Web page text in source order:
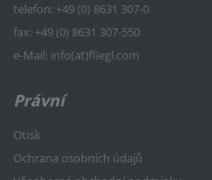
telefon: +49 (0) 8631 307-0
fax: +49 (0) 8631 307-550
e-Mail: info(at)fliegl.com
Právní
Otisk
Ochrana osobních údajů